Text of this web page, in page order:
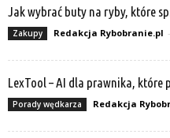
Jak wybrać buty na ryby, które
Zakupy Redakcja Rybobranie.pl -
LexTool – AI dla prawnika, które
Porady wędkarza Redakcja